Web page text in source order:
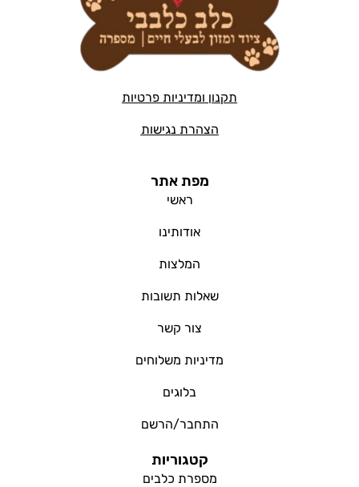
קטגוריות
מספרת כלבים
מפת אתר
ראשי
אודותינו
המלצות
שאלות תשובות
צור קשר
מדיניות משלוחים
בלוגים
התחבר/הרשם
תקנון ומדיניות פרטיות
הצהרת נגישות